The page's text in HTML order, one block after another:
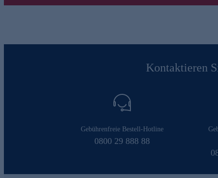
Kontaktieren
Gebührenfreie Bestell-Hotline
0800 29 888 88